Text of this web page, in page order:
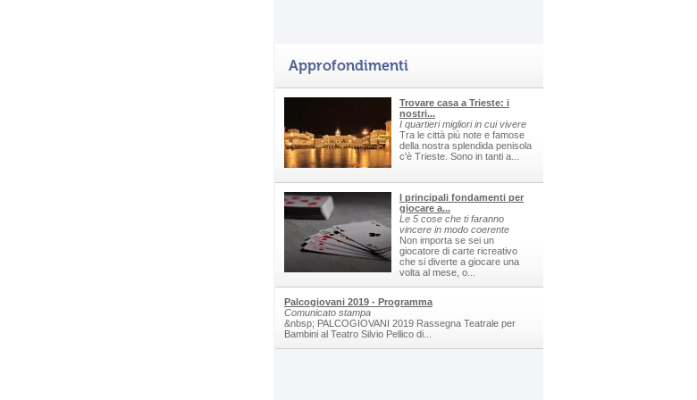
Approfondimenti
Trovare casa a Trieste: i
nostri...
I quartieri migliori in cui vivere
Tra le città più note e famose
della nostra splendida penisola
c'è Trieste. Sono in tanti a...
I principali fondamenti per
giocare a...
Le 5 cose che ti faranno
vincere in modo coerente
Non importa se sei un
giocatore di carte ricreativo
che si diverte a giocare una
volta al mese, o...
Palcogiovani 2019 - Programma
Comunicato stampa
&nbsp; PALCOGIOVANI 2019 Rassegna Teatrale per
Bambini al Teatro Silvio Pellico di...